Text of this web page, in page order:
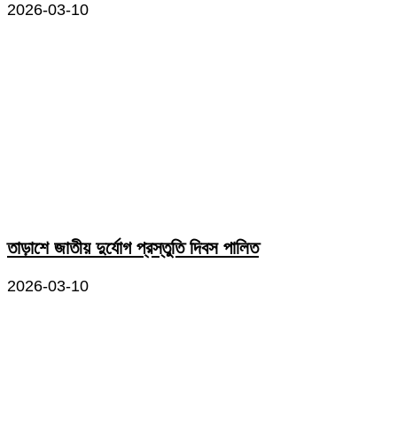
2026-03-10
তাড়াশে জাতীয় দুর্যোগ প্রস্তুতি দিবস পালিত
2026-03-10